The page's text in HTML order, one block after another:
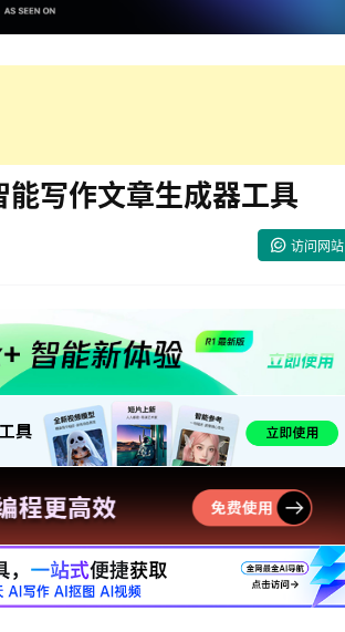
写作文章生成器工具
访问网站